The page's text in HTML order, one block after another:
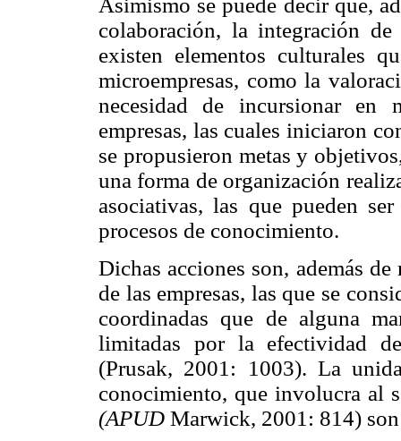
Asimismo se puede decir que,
colaboración, la integración
existen elementos culturales
microempresas, como la
necesidad de incursionar en
empresas, las cuales iniciaron
se propusieron metas y
una forma de organización
asociativas, las que pueden
procesos de conocimiento.
Dichas acciones son, además
de las empresas, las que se
coordinadas que de alguna
limitadas por la efectividad
(Prusak, 2001: 1003). La
conocimiento, que involucra al
(APUD Marwick, 2001: 814)